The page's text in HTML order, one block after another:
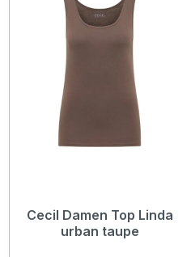
Cecil Damen Top Linda
urban taupe